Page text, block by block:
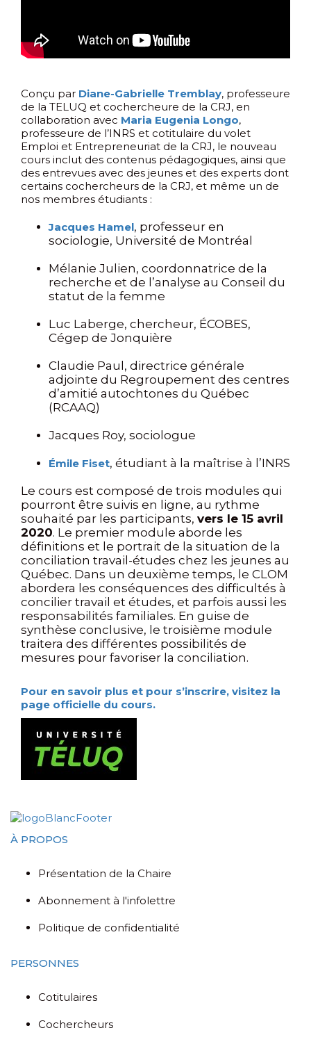
Conçu par Diane-Gabrielle Tremblay, professeure
de la TELUQ et cochercheure de la CRJ, en
collaboration avec Maria Eugenia Longo,
professeure de l’INRS et cotitulaire du volet
Emploi et Entrepreneuriat de la CRJ, le nouveau
cours inclut des contenus pédagogiques, ainsi que
des entrevues avec des jeunes et des experts dont
certains cochercheurs de la CRJ, et même un de
nos membres étudiants :
Jacques Hamel, professeur en
sociologie, Université de Montréal
Mélanie Julien, coordonnatrice de la
recherche et de l’analyse au Conseil du
statut de la femme
Luc Laberge, chercheur, ÉCOBES,
Cégep de Jonquière
Claudie Paul, directrice générale
adjointe du Regroupement des centres
d’amitié autochtones du Québec
(RCAAQ)
Jacques Roy, sociologue
Émile Fiset, étudiant à la maîtrise à l’INRS
Le cours est composé de trois modules qui
pourront être suivis en ligne, au rythme
souhaité par les participants, vers le 15 avril
2020. Le premier module aborde les
définitions et le portrait de la situation de la
conciliation travail-études chez les jeunes au
Québec. Dans un deuxième temps, le CLOM
abordera les conséquences des difficultés à
concilier travail et études, et parfois aussi les
responsabilités familiales. En guise de
synthèse conclusive, le troisième module
traitera des différentes possibilités de
mesures pour favoriser la conciliation.
Pour en savoir plus et pour s’inscrire, visitez la
page officielle du cours.
À PROPOS
Présentation de la Chaire
Abonnement à l'infolettre
Politique de confidentialité
PERSONNES
Cotitulaires
Cochercheurs